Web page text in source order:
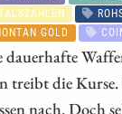
GOLD
treibt die
nach. Doch